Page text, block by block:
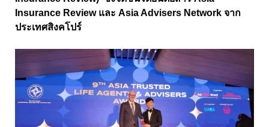
Insurance Review และ Asia Advisers Network จาก
ประเทศสิงคโปร์